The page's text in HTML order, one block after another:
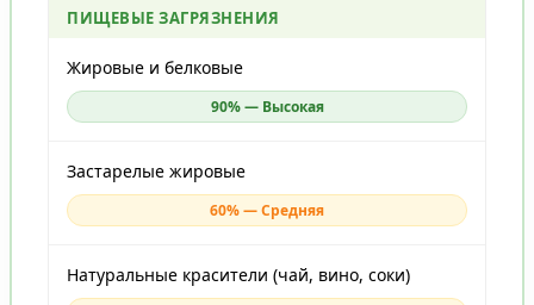
ПИЩЕВЫЕ ЗАГРЯЗНЕНИЯ
Жировые и белковые
90% — Высокая
Застарелые жировые
60% — Средняя
Натуральные красители (чай, вино, соки)